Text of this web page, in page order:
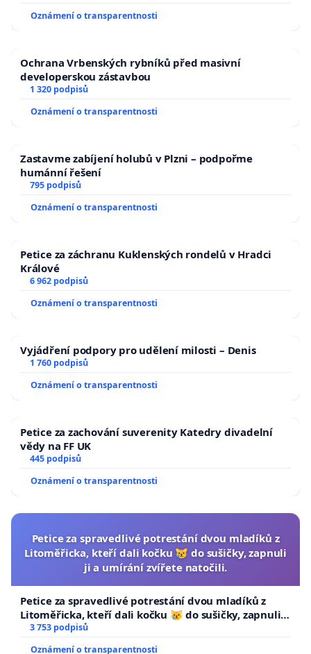
Oznámení o transparentnosti
Ochrana Vrbenských rybníků před masivní
developerskou zástavbou
1 320 podpisů
Oznámení o transparentnosti
Zastavme zabíjení holubů v Plzni – podpořme
humánní řešení
795 podpisů
Oznámení o transparentnosti
Petice za záchranu Kuklenských rondelů v Hradci
Králové
6 962 podpisů
Oznámení o transparentnosti
Vyjádření podpory pro udělení milosti – Denis
1 760 podpisů
Oznámení o transparentnosti
Petice za zachování suverenity Katedry divadelní
vědy na FF UK
445 podpisů
Oznámení o transparentnosti
Petice za spravedlivé potrestání dvou mladíků z
Litoměřicka, kteří dali kočku 😿 do sušičky, zapnuli
ji a umírání zvířete natočili.
Petice za spravedlivé potrestání dvou mladíků z
Litoměřicka, kteří dali kočku 😿 do sušičky, zapnuli ji
a umírání zvířete natočili.
3 753 podpisů
Oznámení o transparentnosti